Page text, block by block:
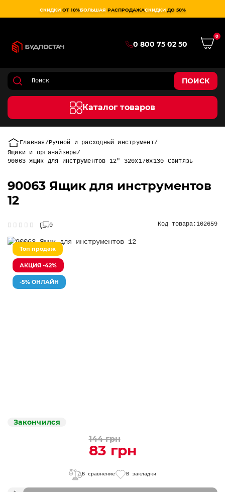
СКИДКИ ОТ 10%БОЛЬШАЯ РАСПРОДАЖАСКИДКИ ДО 50%
0 800 75 02 50
0
ПОИСК
Каталог товаров
Главная
Ручной и расходный инструмент
Ящики и органайзеры
90063 Ящик для инструментов 12" 320х170х130 Свитязь
90063 Ящик для инструментов
12
0 Код товара:102659
Топ продаж
АКЦИЯ -42%
-5% ОНЛАЙН
Закончился
144 грн
83 грн
В сравнение В закладки